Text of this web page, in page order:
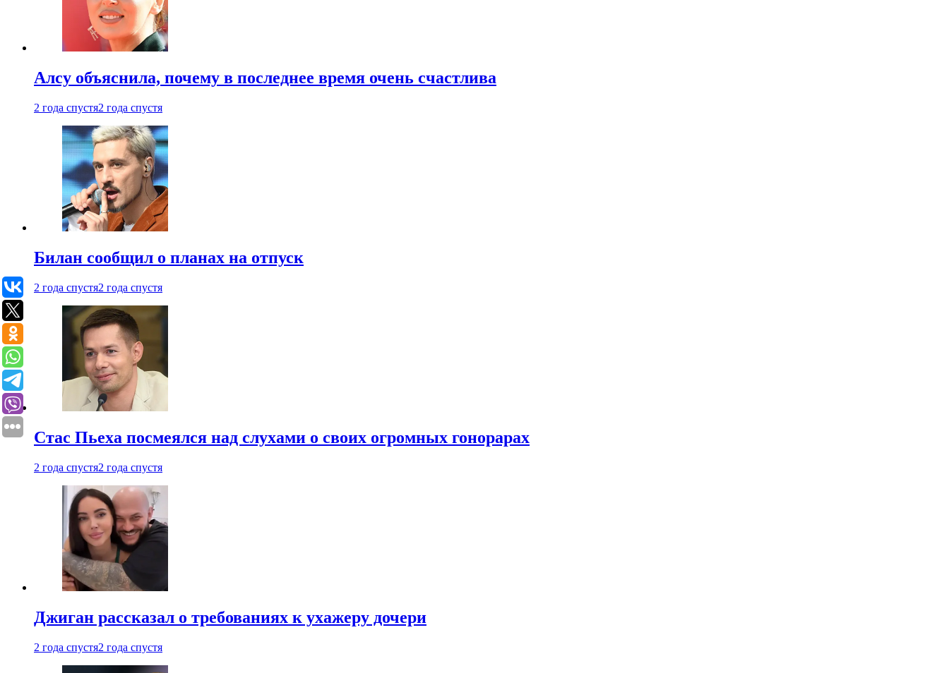
Алсу объяснила, почему в последнее время очень счастлива
2 года спустя2 года спустя
Билан сообщил о планах на отпуск
2 года спустя2 года спустя
Стас Пьеха посмеялся над слухами о своих огромных гонорарах
2 года спустя2 года спустя
Джиган рассказал о требованиях к ухажеру дочери
2 года спустя2 года спустя